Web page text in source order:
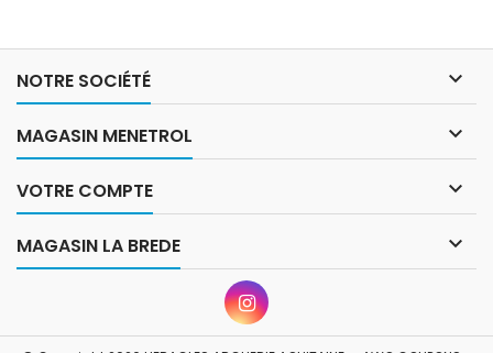
NOTRE SOCIÉTÉ 
MAGASIN MENETROL 
VOTRE COMPTE 
MAGASIN LA BREDE 